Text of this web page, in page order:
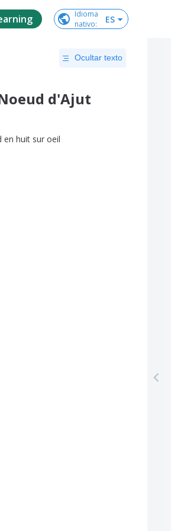
Idioma
nativo: ES
Ocultar texto
d'Ajut
en huit sur oeil